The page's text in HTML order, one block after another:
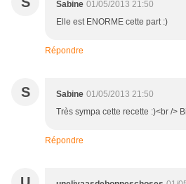
Sabine 01/05/2013 21:50
Elle est ENORME cette part :)
Répondre
S Sabine 01/05/2013 21:50
Très sympa cette recette :)<br />
Répondre